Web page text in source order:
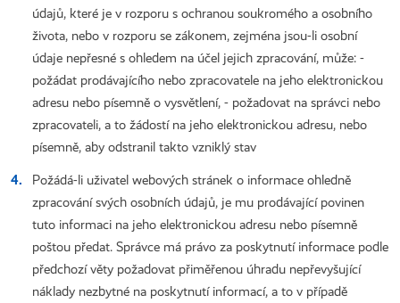
údajů, které je v rozporu s ochranou soukromého a osobního
života, nebo v rozporu se zákonem, zejména jsou-li osobní
údaje nepřesné s ohledem na účel jejich zpracování, může: -
požádat prodávajícího nebo zpracovatele na jeho elektronickou
adresu nebo písemně o vysvětlení, - požadovat na správci nebo
zpracovateli, a to žádostí na jeho elektronickou adresu, nebo
písemně, aby odstranil takto vzniklý stav
Požádá-li uživatel webových stránek o informace ohledně
zpracování svých osobních údajů, je mu prodávající povinen
tuto informaci na jeho elektronickou adresu nebo písemně
poštou předat. Správce má právo za poskytnutí informace podle
předchozí věty požadovat přiměřenou úhradu nepřevyšující
náklady nezbytné na poskytnutí informací, a to v případě